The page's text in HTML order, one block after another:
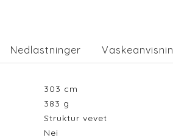
Nedlastninger
303 cm
383 g
Struktur vevet
Nei